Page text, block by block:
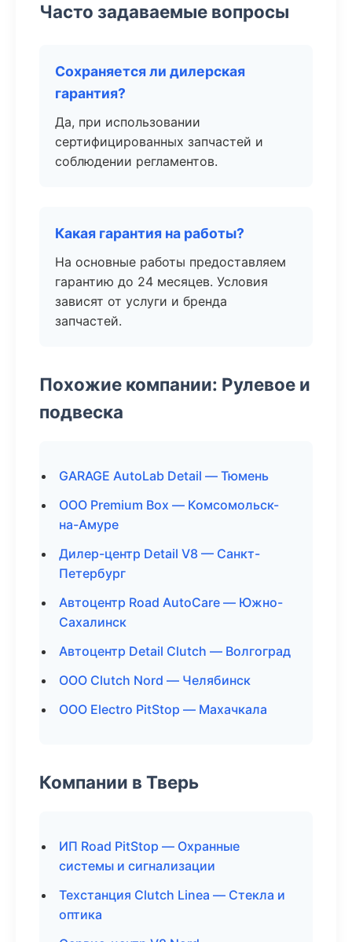
Часто задаваемые вопросы
Сохраняется ли дилерская
гарантия?
Да, при использовании
сертифицированных запчастей и
соблюдении регламентов.
Какая гарантия на работы?
На основные работы предоставляем
гарантию до 24 месяцев. Условия
зависят от услуги и бренда
запчастей.
Похожие компании: Рулевое и
подвеска
GARAGE AutoLab Detail — Тюмень
ООО Premium Box — Комсомольск-
на-Амуре
Дилер-центр Detail V8 — Санкт-
Петербург
Автоцентр Road AutoCare — Южно-
Сахалинск
Автоцентр Detail Clutch — Волгоград
ООО Clutch Nord — Челябинск
ООО Electro PitStop — Махачкала
Компании в Тверь
ИП Road PitStop — Охранные
системы и сигнализации
Техстанция Clutch Linea — Стекла и
оптика